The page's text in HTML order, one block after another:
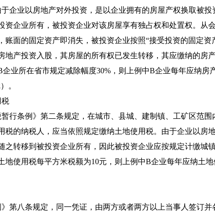
企业以房地产对外投资，是以企业拥有的房屋产权换取被投
资企业所有，被投资企业对该房屋享有独占权和处置权。从
账面的固定资产即消失，被投资企业按照“接受投资的固定资
地产投资入股，其房屋的所有权已发生转移，其应缴纳的房
业所在省市规定减除幅度30%，则上例中B企业每年应纳房产
。
税
行条例》第二条规定，在城市、县城、建制镇、工矿区范围
税的纳税人，应当依照规定缴纳土地使用税。由于企业以房
之转移到被投资企业所有，因此被投资企业应按规定计缴城
地使用税每平方米税额为10元，则上例中B企业每年应纳土
第八条规定，同一凭证，由两方或者两方以上当事人签订